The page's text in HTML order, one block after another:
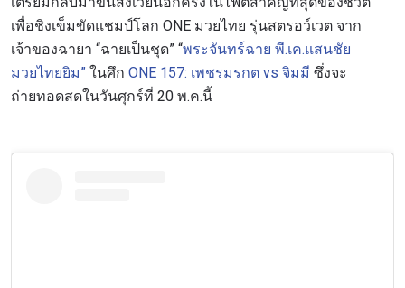
เพื่อชิงเข็มขัดแชมป์โลก ONE มวยไทย รุ่นสตรอว์เวต จาก
เจ้าของฉายา “ฉายเป็นชุด” “พระจันทร์ฉาย พี.เค.แสนชัย
มวยไทยยิม” ในศึก ONE 157: เพชรมรกต vs จิมมี ซึ่งจะ
ถ่ายทอดสดในวันศุกร์ที่ 20 พ.ค.นี้